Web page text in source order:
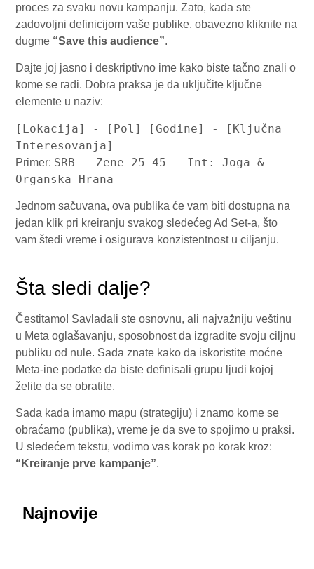
proces za svaku novu kampanju. Zato, kada ste
zadovoljni definicijom vaše publike, obavezno kliknite na
dugme “Save this audience”.
Dajte joj jasno i deskriptivno ime kako biste tačno znali o
kome se radi. Dobra praksa je da uključite ključne
elemente u naziv:
[Lokacija] - [Pol] [Godine] - [Ključna
Interesovanja]
Primer: SRB - Zene 25-45 - Int: Joga &
Organska Hrana
Jednom sačuvana, ova publika će vam biti dostupna na
jedan klik pri kreiranju svakog sledećeg Ad Set-a, što
vam štedi vreme i osigurava konzistentnost u ciljanju.
Šta sledi dalje?
Čestitamo! Savladali ste osnovnu, ali najvažniju veštinu
u Meta oglašavanju, sposobnost da izgradite svoju ciljnu
publiku od nule. Sada znate kako da iskoristite moćne
Meta-ine podatke da biste definisali grupu ljudi kojoj
želite da se obratite.
Sada kada imamo mapu (strategiju) i znamo kome se
obraćamo (publika), vreme je da sve to spojimo u praksi.
U sledećem tekstu, vodimo vas korak po korak kroz:
“Kreiranje prve kampanje”.
Najnovije